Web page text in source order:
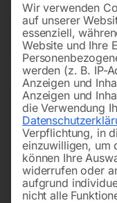
Wir verwenden
auf unserer
essenziell,
Website und Ihre
werden (z. B. IP-
Anzeigen und
Anzeigen und
die Verwendung
Verpflichtung, in
einzuwilligen, um
können Ihre
widerrufen oder
aufgrund
nicht alle